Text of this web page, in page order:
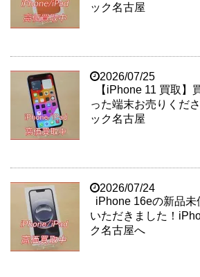
ック名古屋
2026/07/25
【iPhone 11 買取】
った端末お売りくだ
ック名古屋
2026/07/24
iPhone 16eの新品
いただきました！
ク名古屋へ